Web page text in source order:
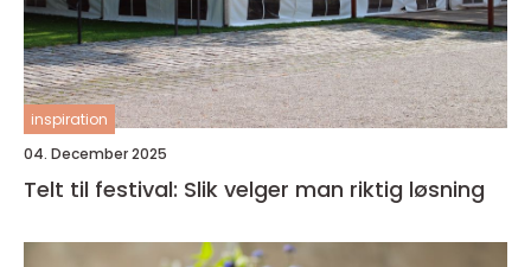
inspiration
04. December 2025
Telt til festival: Slik velger man riktig løsning